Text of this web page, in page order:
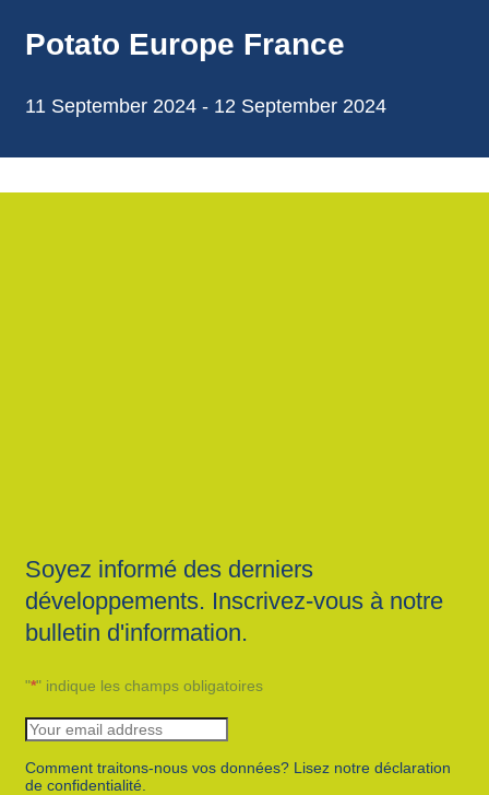
Potato Europe France
11 September 2024 - 12 September 2024
Soyez informé des derniers
développements. Inscrivez-vous à notre
bulletin d'information.
"*" indique les champs obligatoires
Comment traitons-nous vos données? Lisez notre déclaration
de confidentialité.